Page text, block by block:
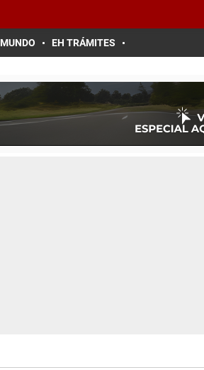
MUNDO EH TRÁMITES